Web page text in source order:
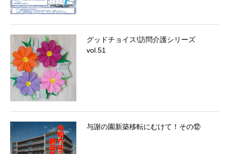
グッドチョイス!訪問介護シリーズ
vol.51
与謝の園新築移転にむけて！その⑫